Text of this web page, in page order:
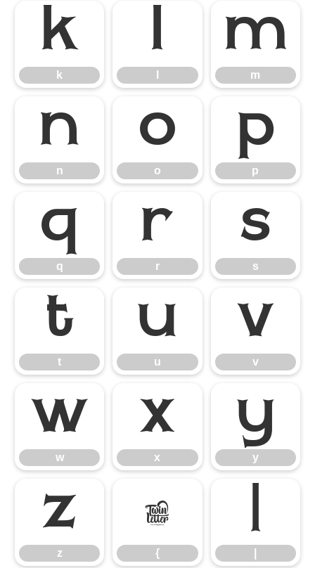
k
k
l m
m
n
n
o
o
p
p
q
q
r
r
s
s
t
t
u
u
v
v
w
w
x
x
y
y
z
z
{
{
|